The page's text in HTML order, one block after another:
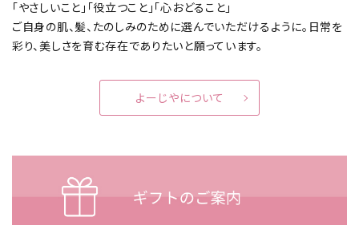
「やさしいこと」「役立つこと」「心おどること」
ご自身の肌、髪、たのしみのために選んでいただけるように。 日常を
彩り、美しさを育む存在でありたいと願っています。
よーじやについて